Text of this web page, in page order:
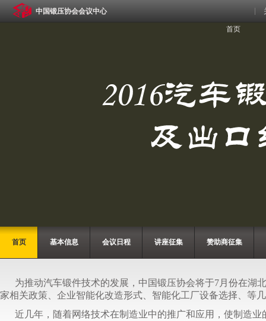
中国锻压协会会议中心
首页
首页 基本信息 会议日程 讲座征集 赞助商征集
为推动汽车锻件技术的发展，中国锻压协会将于7月份在湖
家相关政策、企业智能化改造形式、智能化工厂设备选择、等
近几年，随着网络技术在制造业中的推广和应用，使制造